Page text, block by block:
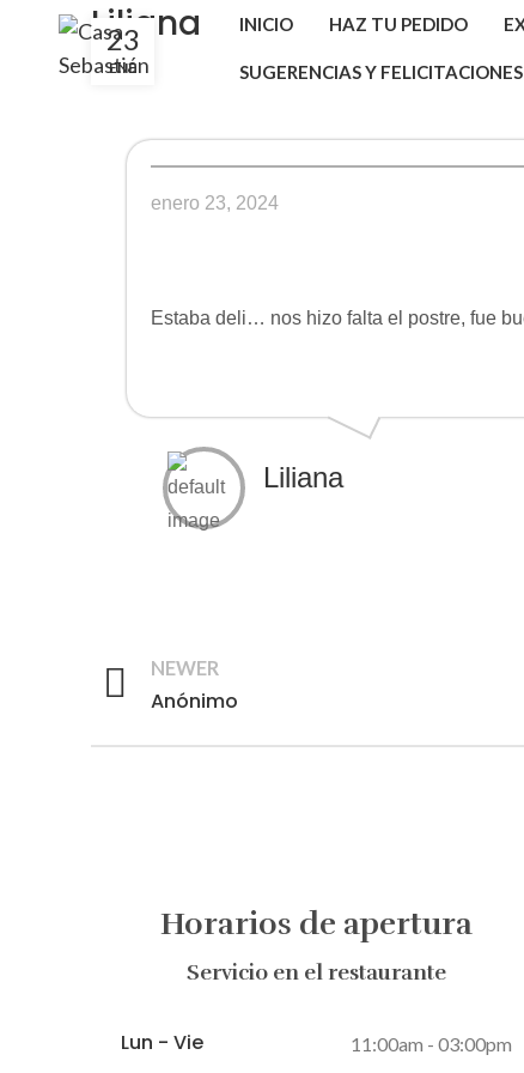
INICIO HAZ TU PEDIDO
SUGERENCIAS Y FELICITACIONES
Liliana
23
ENE
enero 23, 2024
Estaba deli… nos hizo falta el postre, fue
Liliana
NEWER
Anónimo
Horarios de apertura
Servicio en el restaurante
Lun - Vie 11:00am - 03:00pm